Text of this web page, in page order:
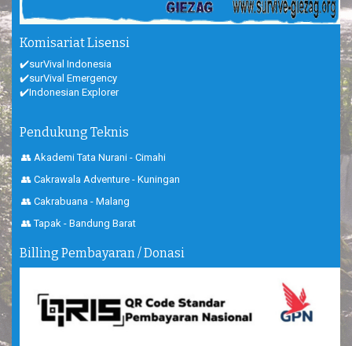
Komisariat Lisensi
✔️surVival Indonesia
✔️surVival Emergency
✔️Indonesian Explorer
Pendukung Teknis
👥 Akademi Tata Nurani - Cimahi
👥 Cakrawala Adventure - Kuningan
👥 Cakrabuana - Malang
👥 Tapak - Bandung Barat
Billing Pembayaran / Donasi